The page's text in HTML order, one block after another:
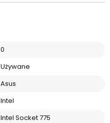
0
Używane
Asus
Intel
Intel Socket 775